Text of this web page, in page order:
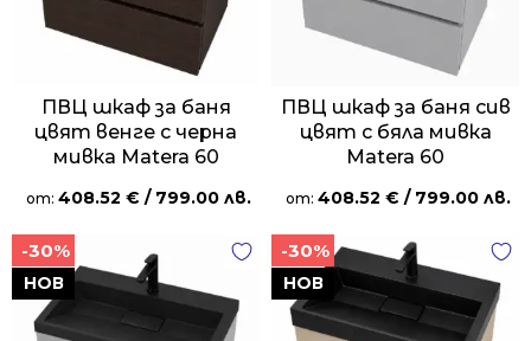
ПВЦ шкаф за баня
цвят венге с черна
мивка Matera 60
от: 408.52 € / 799.00 лв.
ПВЦ шкаф за баня сив
цвят с бяла мивка
Matera 60
от: 408.52 € / 799.00 лв.
НОВ
-30%
НОВ
-30%